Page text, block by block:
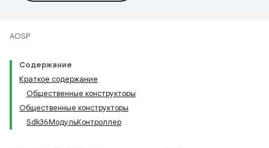
AOSP
Содержание
Краткое содержание
Общественные конструкторы
Общественные конструкторы
Sdk36МодульКонтроллер